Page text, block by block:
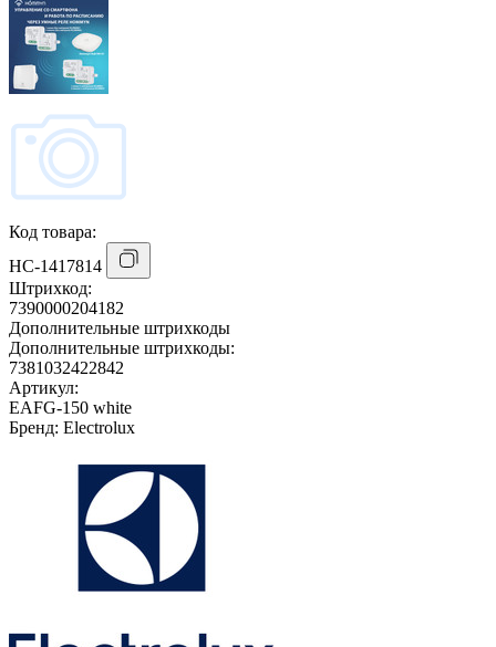
Код товара:
НС-1417814
Штрихкод:
7390000204182
Дополнительные штрихкоды
Дополнительные штрихкоды:
7381032422842
Артикул:
EAFG-150 white
Бренд: Electrolux